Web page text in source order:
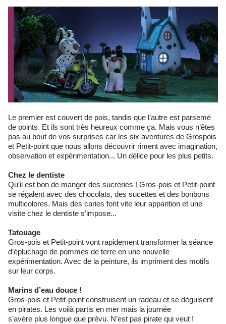
Le premier est couvert de pois, tandis que l’autre est parsemé
de points. Et ils sont très heureux comme ça. Mais vous n’êtes
pas au bout de vos surprises car les six aventures de Grospois
et Petit-point que nous allons découvrir riment avec imagination,
observation et expérimentation... Un délice pour les plus petits.
Chez le dentiste
Qu’il est bon de manger des sucreries ! Gros-pois et Petit-point
se régalent avec des chocolats, des sucettes et des bonbons
multicolores. Mais des caries font vite leur apparition et une
visite chez le dentiste s’impose...
Tatouage
Gros-pois et Petit-point vont rapidement transformer la séance
d’épluchage de pommes de terre en une nouvelle
expérimentation. Avec de la peinture, ils impriment des motifs
sur leur corps.
Marins d’eau douce !
Gros-pois et Petit-point construisent un radeau et se déguisent
en pirates. Les voilà partis en mer mais la journée
s’avère plus longue que prévu. N’est pas pirate qui veut !